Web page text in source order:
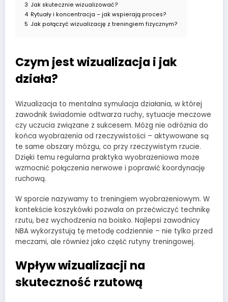
3 Jak skutecznie wizualizować?
4 Rytuały i koncentracja – jak wspierają proces?
5 Jak połączyć wizualizację z treningiem fizycznym?
Czym jest wizualizacja i jak
działa?
Wizualizacja to mentalna symulacja działania, w której
zawodnik świadomie odtwarza ruchy, sytuacje meczowe
czy uczucia związane z sukcesem. Mózg nie odróżnia do
końca wyobrażenia od rzeczywistości – aktywowane są
te same obszary mózgu, co przy rzeczywistym rzucie.
Dzięki temu regularna praktyka wyobrażeniowa może
wzmocnić połączenia nerwowe i poprawić koordynację
ruchową.
W sporcie nazywamy to treningiem wyobrażeniowym. W
kontekście koszykówki pozwala on przećwiczyć technikę
rzutu, bez wychodzenia na boisko. Najlepsi zawodnicy
NBA wykorzystują tę metodę codziennie – nie tylko przed
meczami, ale również jako część rutyny treningowej.
Wpływ wizualizacji na
skuteczność rzutową